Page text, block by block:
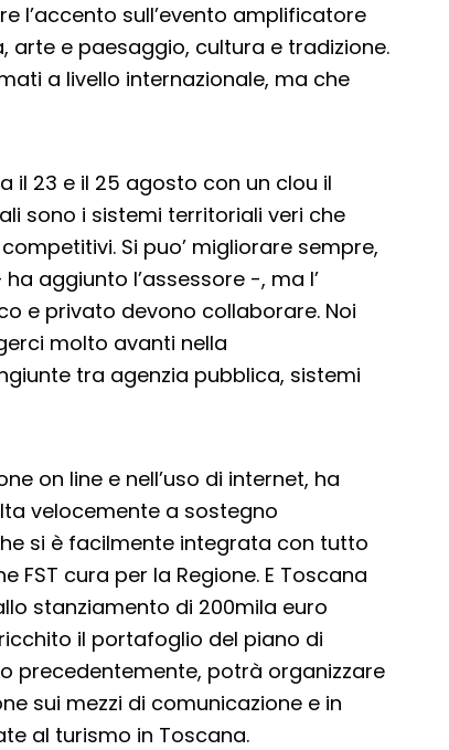
l’accento sull’evento amplificatore
arte e paesaggio, cultura e tradizione.
a livello internazionale, ma che
il 23 e il 25 agosto con un clou il
sono i sistemi territoriali veri che
Si puo’ migliorare sempre,
aggiunto l’assessore -, ma l’
e privato devono collaborare. Noi
molto avanti nella
tra agenzia pubblica, sistemi
on line e nell’uso di internet, ha
velocemente a sostegno
si è facilmente integrata con tutto
cura per la Regione. E Toscana
stanziamento di 200mila euro
il portafoglio del piano di
precedentemente, potrà organizzare
sui mezzi di comunicazione e in
al turismo in Toscana.